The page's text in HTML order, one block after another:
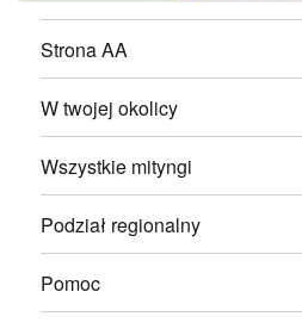
Strona AA
W twojej okolicy
Wszystkie mityngi
Podział regionalny
Pomoc